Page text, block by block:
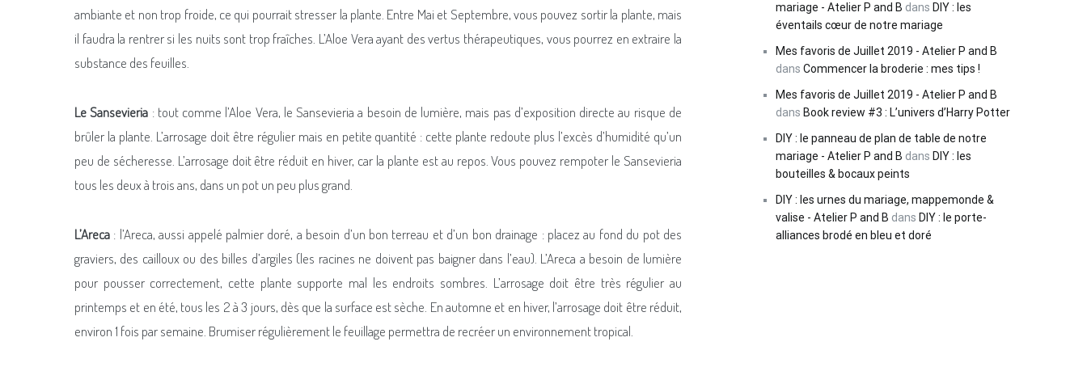
ambiante et non trop froide, ce qui pourrait stresser la plante. Entre Mai et Septembre, vous pouvez sortir la plante, mais
il faudra la rentrer si les nuits sont trop fraîches. L’Aloe Vera ayant des vertus thérapeutiques, vous pourrez en extraire la
substance des feuilles.
Le Sansevieria : tout comme l’Aloe Vera, le Sansevieria a besoin de lumière, mais pas d’exposition directe au risque de
brûler la plante. L’arrosage doit être régulier mais en petite quantité : cette plante redoute plus l’excès d’humidité qu’un
peu de sécheresse. L’arrosage doit être réduit en hiver, car la plante est au repos. Vous pouvez rempoter le Sansevieria
tous les deux à trois ans, dans un pot un peu plus grand.
L’Areca : l’Areca, aussi appelé palmier doré, a besoin d’un bon terreau et d’un bon drainage : placez au fond du pot des
graviers, des cailloux ou des billes d’argiles (les racines ne doivent pas baigner dans l’eau). L’Areca a besoin de lumière
pour pousser correctement, cette plante supporte mal les endroits sombres. L’arrosage doit être très régulier au
printemps et en été, tous les 2 à 3 jours, dès que la surface est sèche. En automne et en hiver, l’arrosage doit être réduit,
environ 1 fois par semaine. Brumiser régulièrement le feuillage permettra de recréer un environnement tropical.
mariage - Atelier P and B dans DIY : les
éventails cœur de notre mariage
Mes favoris de Juillet 2019 - Atelier P and B
dans Commencer la broderie : mes tips !
Mes favoris de Juillet 2019 - Atelier P and B
dans Book review #3 : L’univers d’Harry Potter
DIY : le panneau de plan de table de notre
mariage - Atelier P and B dans DIY : les
bouteilles & bocaux peints
DIY : les urnes du mariage, mappemonde &
valise - Atelier P and B dans DIY : le porte-
alliances brodé en bleu et doré